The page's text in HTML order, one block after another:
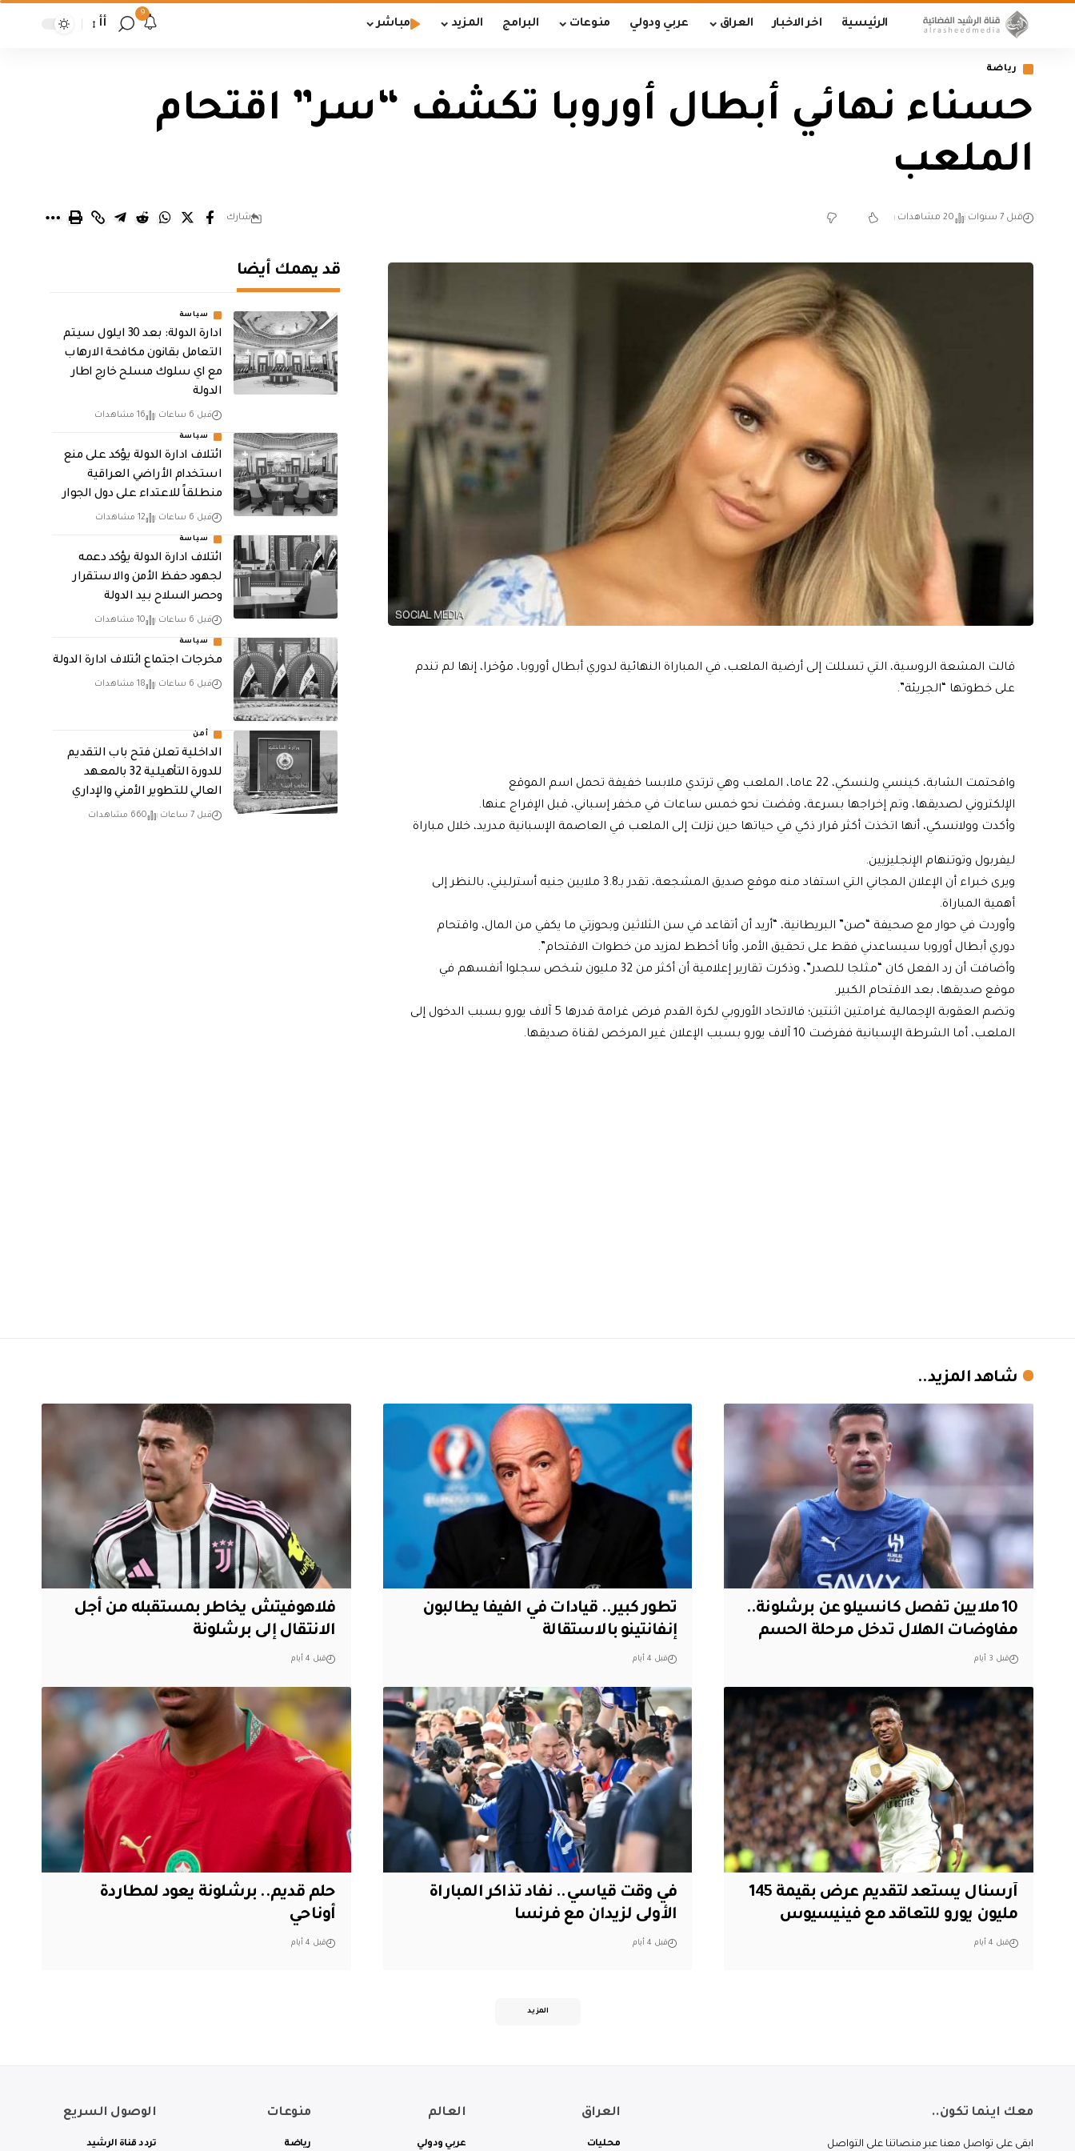
الرئيسية اخر الاخبار العراق عربي ودولي منوعات البرامج المزيد مباشر
9
أأ
رياضة
حسناء نهائي أبطال أوروبا تكشف “سر” اقتحام
الملعب
قبل 7 سنوات 20 مشاهدات شارك
قالت المشعة الروسية، التي تسللت إلى أرضية الملعب، في المباراة النهائية لدوري أبطال أوروبا، مؤخرا، إنها لم تندم
على خطوتها “الجريئة”.
واقحتمت الشابة، كينسي ولنسكي، 22 عاما، الملعب وهي ترتدي ملابسا خفيفة تحمل اسم
الموقع
الإلكتروني لصديقها، وتم إخراجها بسرعة، وقضت نحو خمس ساعات في مخفر إسباني، قبل الإفراج عنها.
وأكدت وولانسكي، أنها اتخذت أكثر قرار ذكي في حياتها حين نزلت إلى الملعب في العاصمة الإسبانية مدريد، خلال مباراة
ليفربول وتوتنهام الإنجليزيين.
ويرى خبراء أن الإعلان
المجاني التي استفاد منه موقع صديق المشجعة، تقدر بـ3.8 ملايين جنيه أسترليني، بالنظر إلى
أهمية المباراة.
وأوردت في حوار مع صحيفة “صن” البريطانية، “أريد أن أتقاعد في سن الثلاثين وبحوزتي ما يكفي من المال، واقتحام
دوري أبطال أوروبا سيساعدني فقط على تحقيق الأمر، وأنا أخطط لمزيد من خطوات الاقتحام”.
وأضافت أن رد الفعل كان “مثلجا للصدر”، وذكرت تقارير إعلامية أن أكثر من 32 مليون شخص سجلوا أنفسهم في
موقع صديقها، بعد الاقتحام الكبير.
وتضم العقوبة الإجمالية غرامتين اثنتين؛ فالاتحاد الأوروبي لكرة القدم فرض غرامة قدرها 5 آلاف يورو بسبب الدخول إلى
الملعب، أما الشرطة الإسبانية ففرضت 10 آلاف يورو بسبب الإعلان غير المرخص لقناة صديقها.
قد يهمك أيضا
سياسة
ادارة الدولة: بعد 30 ايلول سيتم
التعامل بقانون مكافحة الارهاب
مع اي سلوك مسلح خارج اطار
الدولة
قبل 6 ساعات 16 مشاهدات
سياسة
ائتلاف ادارة الدولة يؤكد على منع
استخدام الأراضي العراقية
منطلقاً للاعتداء على دول الجوار
قبل 6 ساعات 12 مشاهدات
سياسة
ائتلاف ادارة الدولة يؤكد دعمه
لجهود حفظ الأمن والاستقرار
وحصر السلاح بيد الدولة
قبل 6 ساعات 10 مشاهدات
سياسة
مخرجات اجتماع ائتلاف ادارة الدولة
قبل 6 ساعات 18 مشاهدات
أمن
الداخلية تعلن فتح باب التقديم
للدورة التأهيلية 32 بالمعهد
العالي للتطوير الأمني والإداري
قبل 7 ساعات 660 مشاهدات
شاهد المزيد..
10 ملايين تفصل كانسيلو عن برشلونة..
مفاوضات الهلال تدخل مرحلة الحسم
قبل 3 أيام
تطور كبير.. قيادات في الفيفا يطالبون
إنفانتينو بالاستقالة
قبل 4 أيام
فلاهوفيتش يخاطر بمستقبله من أجل
الانتقال إلى برشلونة
قبل 4 أيام
آرسنال يستعد لتقديم عرض بقيمة 145
مليون يورو للتعاقد مع فينيسيوس
قبل 4 أيام
في وقت قياسي.. نفاد تذاكر المباراة
الأولى لزيدان مع فرنسا
قبل 4 أيام
حلم قديم.. برشلونة يعود لمطاردة
أوناحي
قبل 4 أيام
المزيد
معك اينما تكون..
ابقى على تواصل معنا عبر منصاتنا على التواصل
العراق
محليات
العالم
عربي ودولي
منوعات
رياضة
الوصول السريع
تردد قناة الرشيد